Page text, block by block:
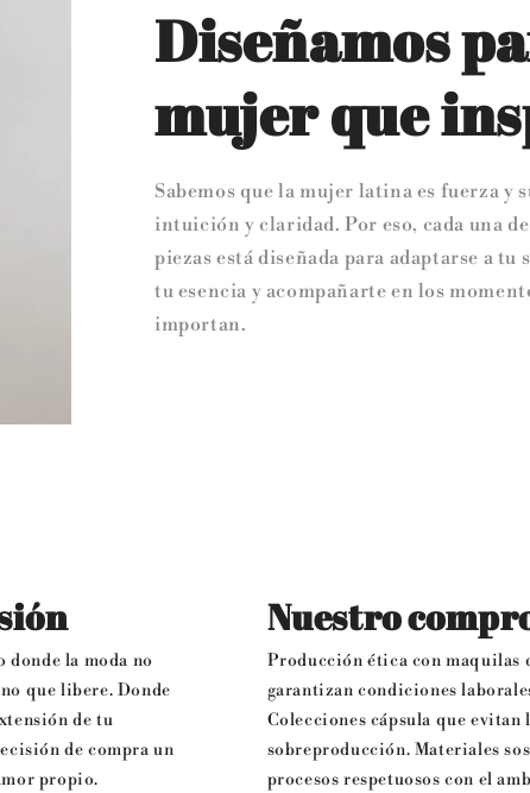
Diseñamos
mujer que
Sabemos que la mujer latina es fuerza y
intuición y claridad. Por eso, cada una
piezas está diseñada para adaptarse a
tu esencia y acompañarte en los
importan.
donde la moda no
que libere. Donde
de tu
de compra un
propio.
Nuestro
Producción ética con maquilas
garantizan condiciones
Colecciones cápsula que evitan
sobreproducción. Materiales
procesos respetuosos con el